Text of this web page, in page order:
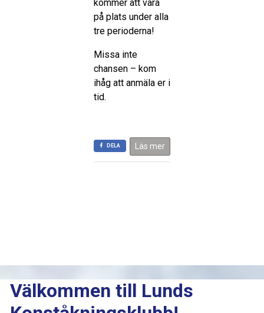
kommer att vara
på plats under alla
tre perioderna!
Missa inte
chansen – kom
ihåg att anmäla er i
tid.
DELA Läs mer
Välkommen till Lunds